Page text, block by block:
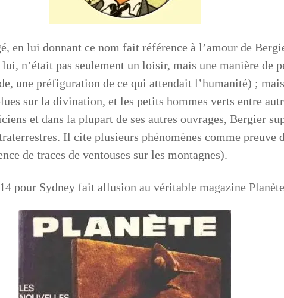
en lui donnant ce nom fait référence à l’amour de
n’était pas seulement un loisir, mais une manière de
une préfiguration de ce qui attendait l’humanité) ; mais
sur la divination, et les petits hommes verts entre
et dans la plupart de ses autres ouvrages, Bergier
Il cite plusieurs phénomènes comme preuve
de traces de ventouses sur les montagnes).
pour Sydney fait allusion au véritable magazine